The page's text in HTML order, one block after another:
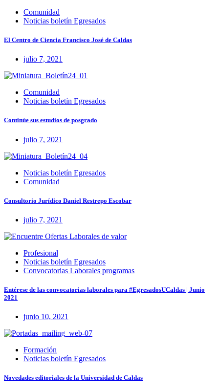
Comunidad
Noticias boletín Egresados
El Centro de Ciencia Francisco José de Caldas
julio 7, 2021
Comunidad
Noticias boletín Egresados
Continúe sus estudios de posgrado
julio 7, 2021
Noticias boletín Egresados
Comunidad
Consultorio Jurídico Daniel Restrepo Escobar
julio 7, 2021
Profesional
Noticias boletín Egresados
Convocatorias Laborales programas
Entérese de las convocatorias laborales para #EgresadosUCaldas | Junio
2021
junio 10, 2021
Formación
Noticias boletín Egresados
Novedades editoriales de la Universidad de Caldas